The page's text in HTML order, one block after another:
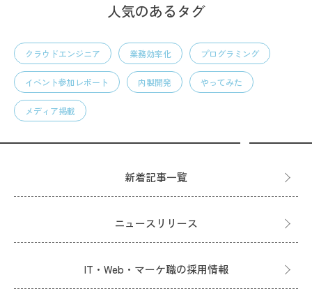
人気のあるタグ
クラウドエンジニア 業務効率化 プログラミング
イベント参加レポート 内製開発 やってみた
メディア掲載
新着記事一覧
ニュースリリース
IT・Web・マーケ職の採用情報